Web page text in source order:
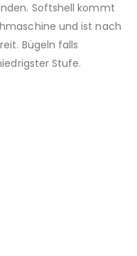
Softshell kommt
und ist nach
Bügeln falls
Stufe.